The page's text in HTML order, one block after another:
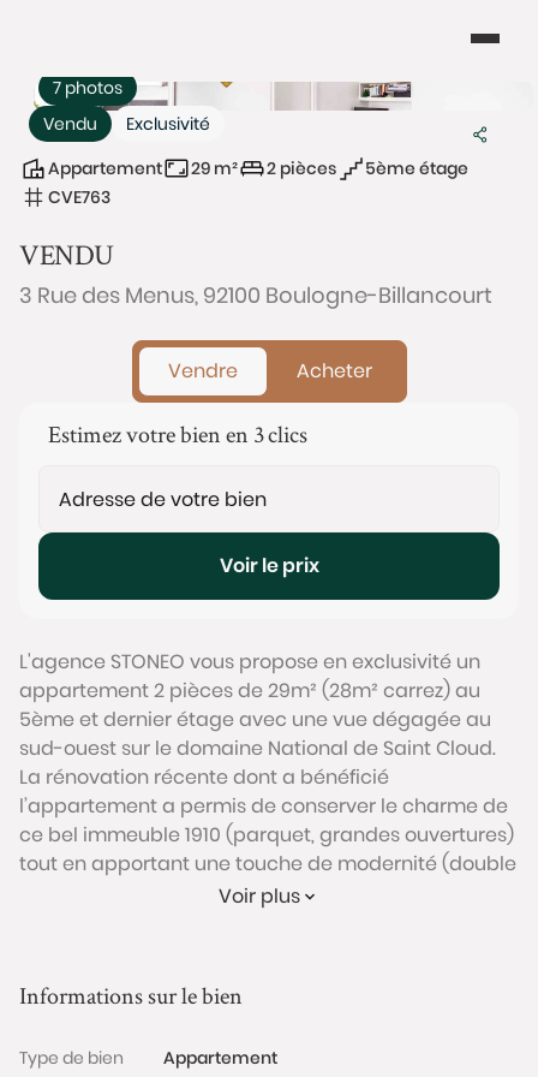
Vendu Exclusivité
7 photos
Appartement 29 m² 2 pièces
5ème étage
CVE763
VENDU
3 Rue des Menus, 92100 Boulogne-Billancourt
Vendre Acheter
Estimez votre bien en 3 clics
Voir le prix
L'agence STONEO vous propose en exclusivité un
appartement 2 pièces de 29m² (28m² carrez) au
5ème et dernier étage avec une vue dégagée au
sud-ouest sur le domaine National de Saint Cloud.
La rénovation récente dont a bénéficié
l’appartement a permis de conserver le charme de
ce bel immeuble 1910 (parquet, grandes ouvertures)
tout en apportant une touche de modernité (double
vitrage, cuisine ouverte équipée, …). L’agencement a
Une cave complète ce bien.
interphone, des travaux récents ont été réalisés
Voir plus
Informations sur le bien
Type de bien
Appartement